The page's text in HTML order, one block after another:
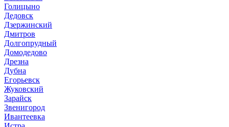
Голицыно
Дедовск
Дзержинский
Дмитров
Долгопрудный
Домодедово
Дрезна
Дубна
Егорьевск
Жуковский
Зарайск
Звенигород
Ивантеевка